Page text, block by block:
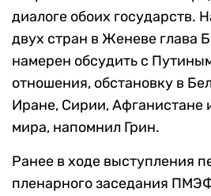
диалоге обоих государств.
двух стран в Женеве глава
намерен обсудить с
отношения, обстановку в
Иране, Сирии, Афганистане
мира, напомнил Грин.
Ранее в ходе выступления
пленарного заседания